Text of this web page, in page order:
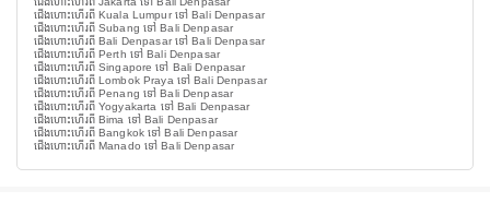
ជើងហោះហើរពី Kuala Lumpur ទៅ Bali Denpasar
ជើងហោះហើរពី Subang ទៅ Bali Denpasar
ជើងហោះហើរពី Bali Denpasar ទៅ Bali Denpasar
ជើងហោះហើរពី Perth ទៅ Bali Denpasar
ជើងហោះហើរពី Singapore ទៅ Bali Denpasar
ជើងហោះហើរពី Lombok Praya ទៅ Bali Denpasar
ជើងហោះហើរពី Penang ទៅ Bali Denpasar
ជើងហោះហើរពី Yogyakarta ទៅ Bali Denpasar
ជើងហោះហើរពី Bima ទៅ Bali Denpasar
ជើងហោះហើរពី Bangkok ទៅ Bali Denpasar
ជើងហោះហើរពី Manado ទៅ Bali Denpasar